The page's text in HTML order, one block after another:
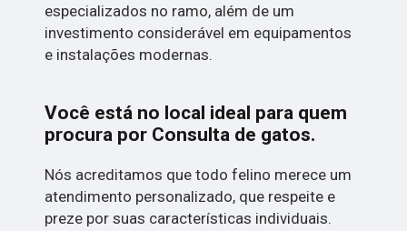
especializados no ramo, além de um
investimento considerável em equipamentos
e instalações modernas.
Você está no local ideal para quem
procura por Consulta de gatos.
Nós acreditamos que todo felino merece um
atendimento personalizado, que respeite e
preze por suas características individuais.